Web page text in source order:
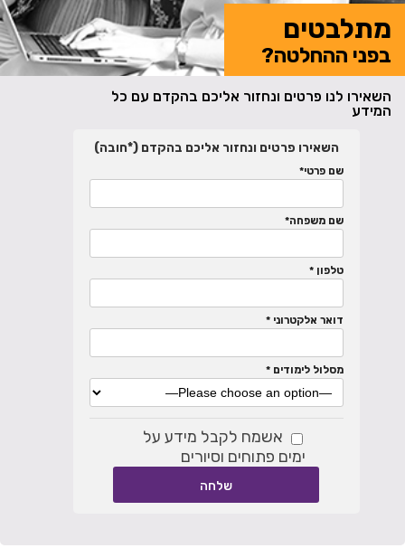
מתלבטים
בפני ההחלטה?
השאירו לנו פרטים ונחזור אליכם בהקדם עם כל
המידע
השאירו פרטים ונחזור אליכם בהקדם (*חובה)
שם פרטי*
שם משפחה*
טלפון *
דואר אלקטרוני *
מסלול לימודים *
אשמח לקבל מידע על
ימים פתוחים וסיורים